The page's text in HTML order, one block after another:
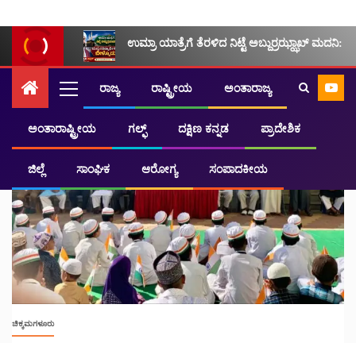
ಉಮ್ರಾ ಯಾತ್ರೆಗೆ ತೆರಳಿದ ನಿಟ್ಟೆ ಅಬ್ದುರ್ರಝ್ಝಾಖ್ ಮದನಿ:
ರಾಜ್ಯ ರಾಷ್ಟ್ರೀಯ ಅಂತಾರಾಜ್ಯ
ಅಂತಾರಾಷ್ಟ್ರೀಯ ಗಲ್ಫ್ ದಕ್ಷಿಣ ಕನ್ನಡ ಪ್ರಾದೇಶಿಕ
ಜಿಲ್ಲೆ ಸಾಂಘಿಕ ಆರೋಗ್ಯ ಸಂಪಾದಕೀಯ
ಚಿಕ್ಕಮಗಳೂರು